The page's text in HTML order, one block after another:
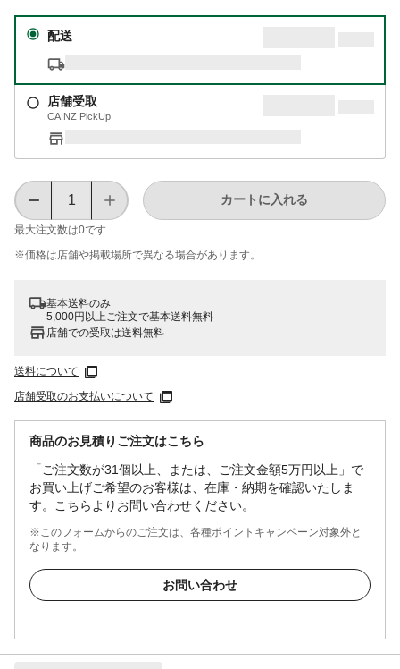
配送
店舗受取
CAINZ PickUp
最大注文数は0です
カートに入れる
※価格は​店舗や​掲載場所で​異なる​場合が​あります。
基本送料のみ
5,000円以上ご注文で基本送料無料
店舗での受取は送料無料
送料について
店舗受取のお支払いについて
商品のお見積りご注文はこちら
「ご注文数が31個以上、または、ご注文金額5万円以上」で
お買い上げご希望のお客様は、在庫・納期を確認いたしま
す。こちらよりお問い合わせください。
※このフォームからのご注文は、各種ポイントキャンペーン対象外と
なります。
お問い合わせ